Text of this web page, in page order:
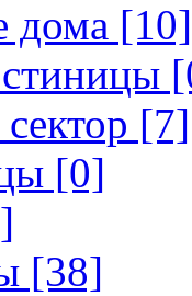
дома [10]
[7]
[0]
[38]